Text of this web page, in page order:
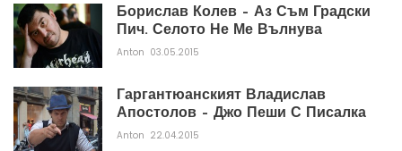
Борислав Колев – Аз Съм Градски
Пич. Селото Не Ме Вълнува
Anton 03.05.2015
Гаргантюанският Владислав
Апостолов – Джо Пеши С Писалка
Anton 22.04.2015